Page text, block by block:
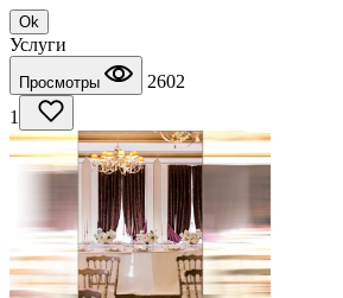
Ok
Услуги
Просмотры
2602
1